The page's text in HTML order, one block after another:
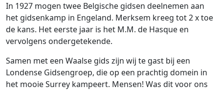
In 1927 mogen twee Belgische gidsen deelnemen aan
het gidsenkamp in Engeland. Merksem kreeg tot 2 x toe
de kans. Het eerste jaar is het M.M. de Hasque en
vervolgens ondergetekende.
Samen met een Waalse gids zijn wij te gast bij een
Londense Gidsengroep, die op een prachtig domein in
het mooie Surrey kampeert. Mensen! Was dit voor ons